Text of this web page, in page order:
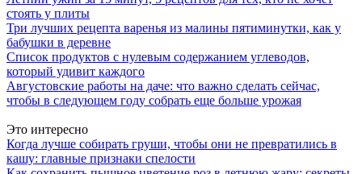
стоять у плиты
Три лучших рецепта варенья из малины пятиминутки, как у
бабушки в деревне
Список продуктов с нулевым содержанием углеводов,
который удивит каждого
Августовские работы на даче: что важно сделать сейчас,
чтобы в следующем году собрать еще больше урожая
Это интересно
Когда лучше собирать груши, чтобы они не превратились в
кашу: главные признаки спелости